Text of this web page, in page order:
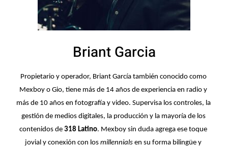
Briant Garcia
Propietario y operador, Briant García también conocido como
Mexboy o Gio, tiene más de 14 años de experiencia en radio y
más de 10 años en fotografía y video. Supervisa los controles, la
gestión de medios digitales, la producción y la mayoría de los
contenidos de 318 Latino. Mexboy sin duda agrega ese toque
jovial y conexión con los millennials en su forma bilingüe y